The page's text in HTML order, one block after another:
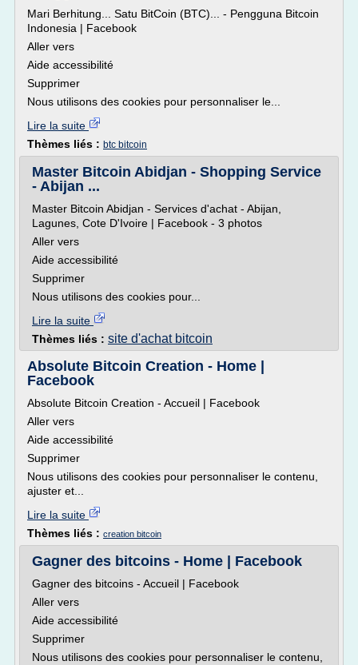
Mari Berhitung... Satu BitCoin (BTC)... - Pengguna Bitcoin
Indonesia | Facebook
Aller vers
Aide accessibilité
Supprimer
Nous utilisons des cookies pour personnaliser le...
Lire la suite
Thèmes liés : btc bitcoin
Master Bitcoin Abidjan - Shopping Service
- Abijan ...
Master Bitcoin Abidjan - Services d'achat - Abijan,
Lagunes, Cote D'Ivoire | Facebook - 3 photos
Aller vers
Aide accessibilité
Supprimer
Nous utilisons des cookies pour...
Lire la suite
Thèmes liés : site d'achat bitcoin
Absolute Bitcoin Creation - Home |
Facebook
Absolute Bitcoin Creation - Accueil | Facebook
Aller vers
Aide accessibilité
Supprimer
Nous utilisons des cookies pour personnaliser le contenu,
ajuster et...
Lire la suite
Thèmes liés : creation bitcoin
Gagner des bitcoins - Home | Facebook
Gagner des bitcoins - Accueil | Facebook
Aller vers
Aide accessibilité
Supprimer
Nous utilisons des cookies pour personnaliser le contenu,